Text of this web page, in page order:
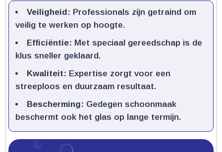
Veiligheid: Professionals zijn getraind om
veilig te werken op hoogte.​
Efficiëntie: Met speciaal gereedschap is de
klus sneller geklaard.​
Kwaliteit: Expertise zorgt voor een
streeploos en duurzaam resultaat.​
Bescherming: Gedegen schoonmaak
beschermt ook het glas op lange termijn.​